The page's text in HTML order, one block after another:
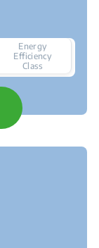
Energy
Efficiency
Class